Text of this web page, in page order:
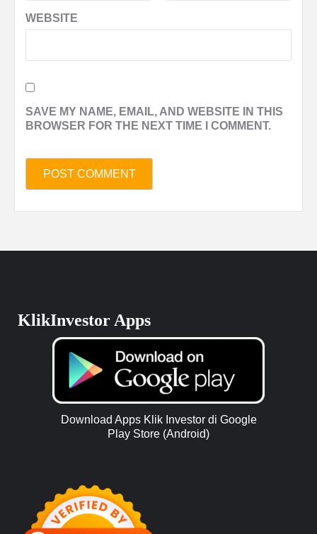
WEBSITE
SAVE MY NAME, EMAIL, AND WEBSITE IN THIS
BROWSER FOR THE NEXT TIME I COMMENT.
KlikInvestor Apps
Download Apps Klik Investor di Google
Play Store (Android)